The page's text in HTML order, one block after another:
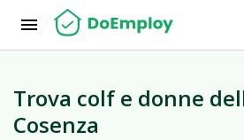
menu
Trova colf e donne
Cosenza